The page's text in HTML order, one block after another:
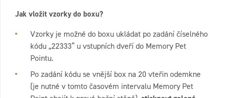
Jak vložit vzorky do boxu?
Vzorky je možné do boxu ukládat po zadání číselného
kódu „22333“ u vstupních dveří do Memory Pet
Pointu.
Po zadání kódu se vnější box na 20 vteřin odemkne
(je nutné v tomto časovém intervalu Memory Pet